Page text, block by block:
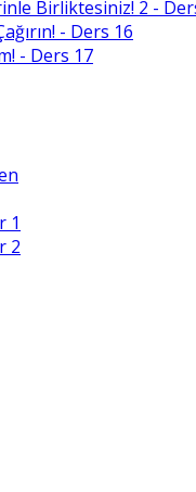
Birliktesiniz! 2 -
- Ders 16
- Ders 17
1
2